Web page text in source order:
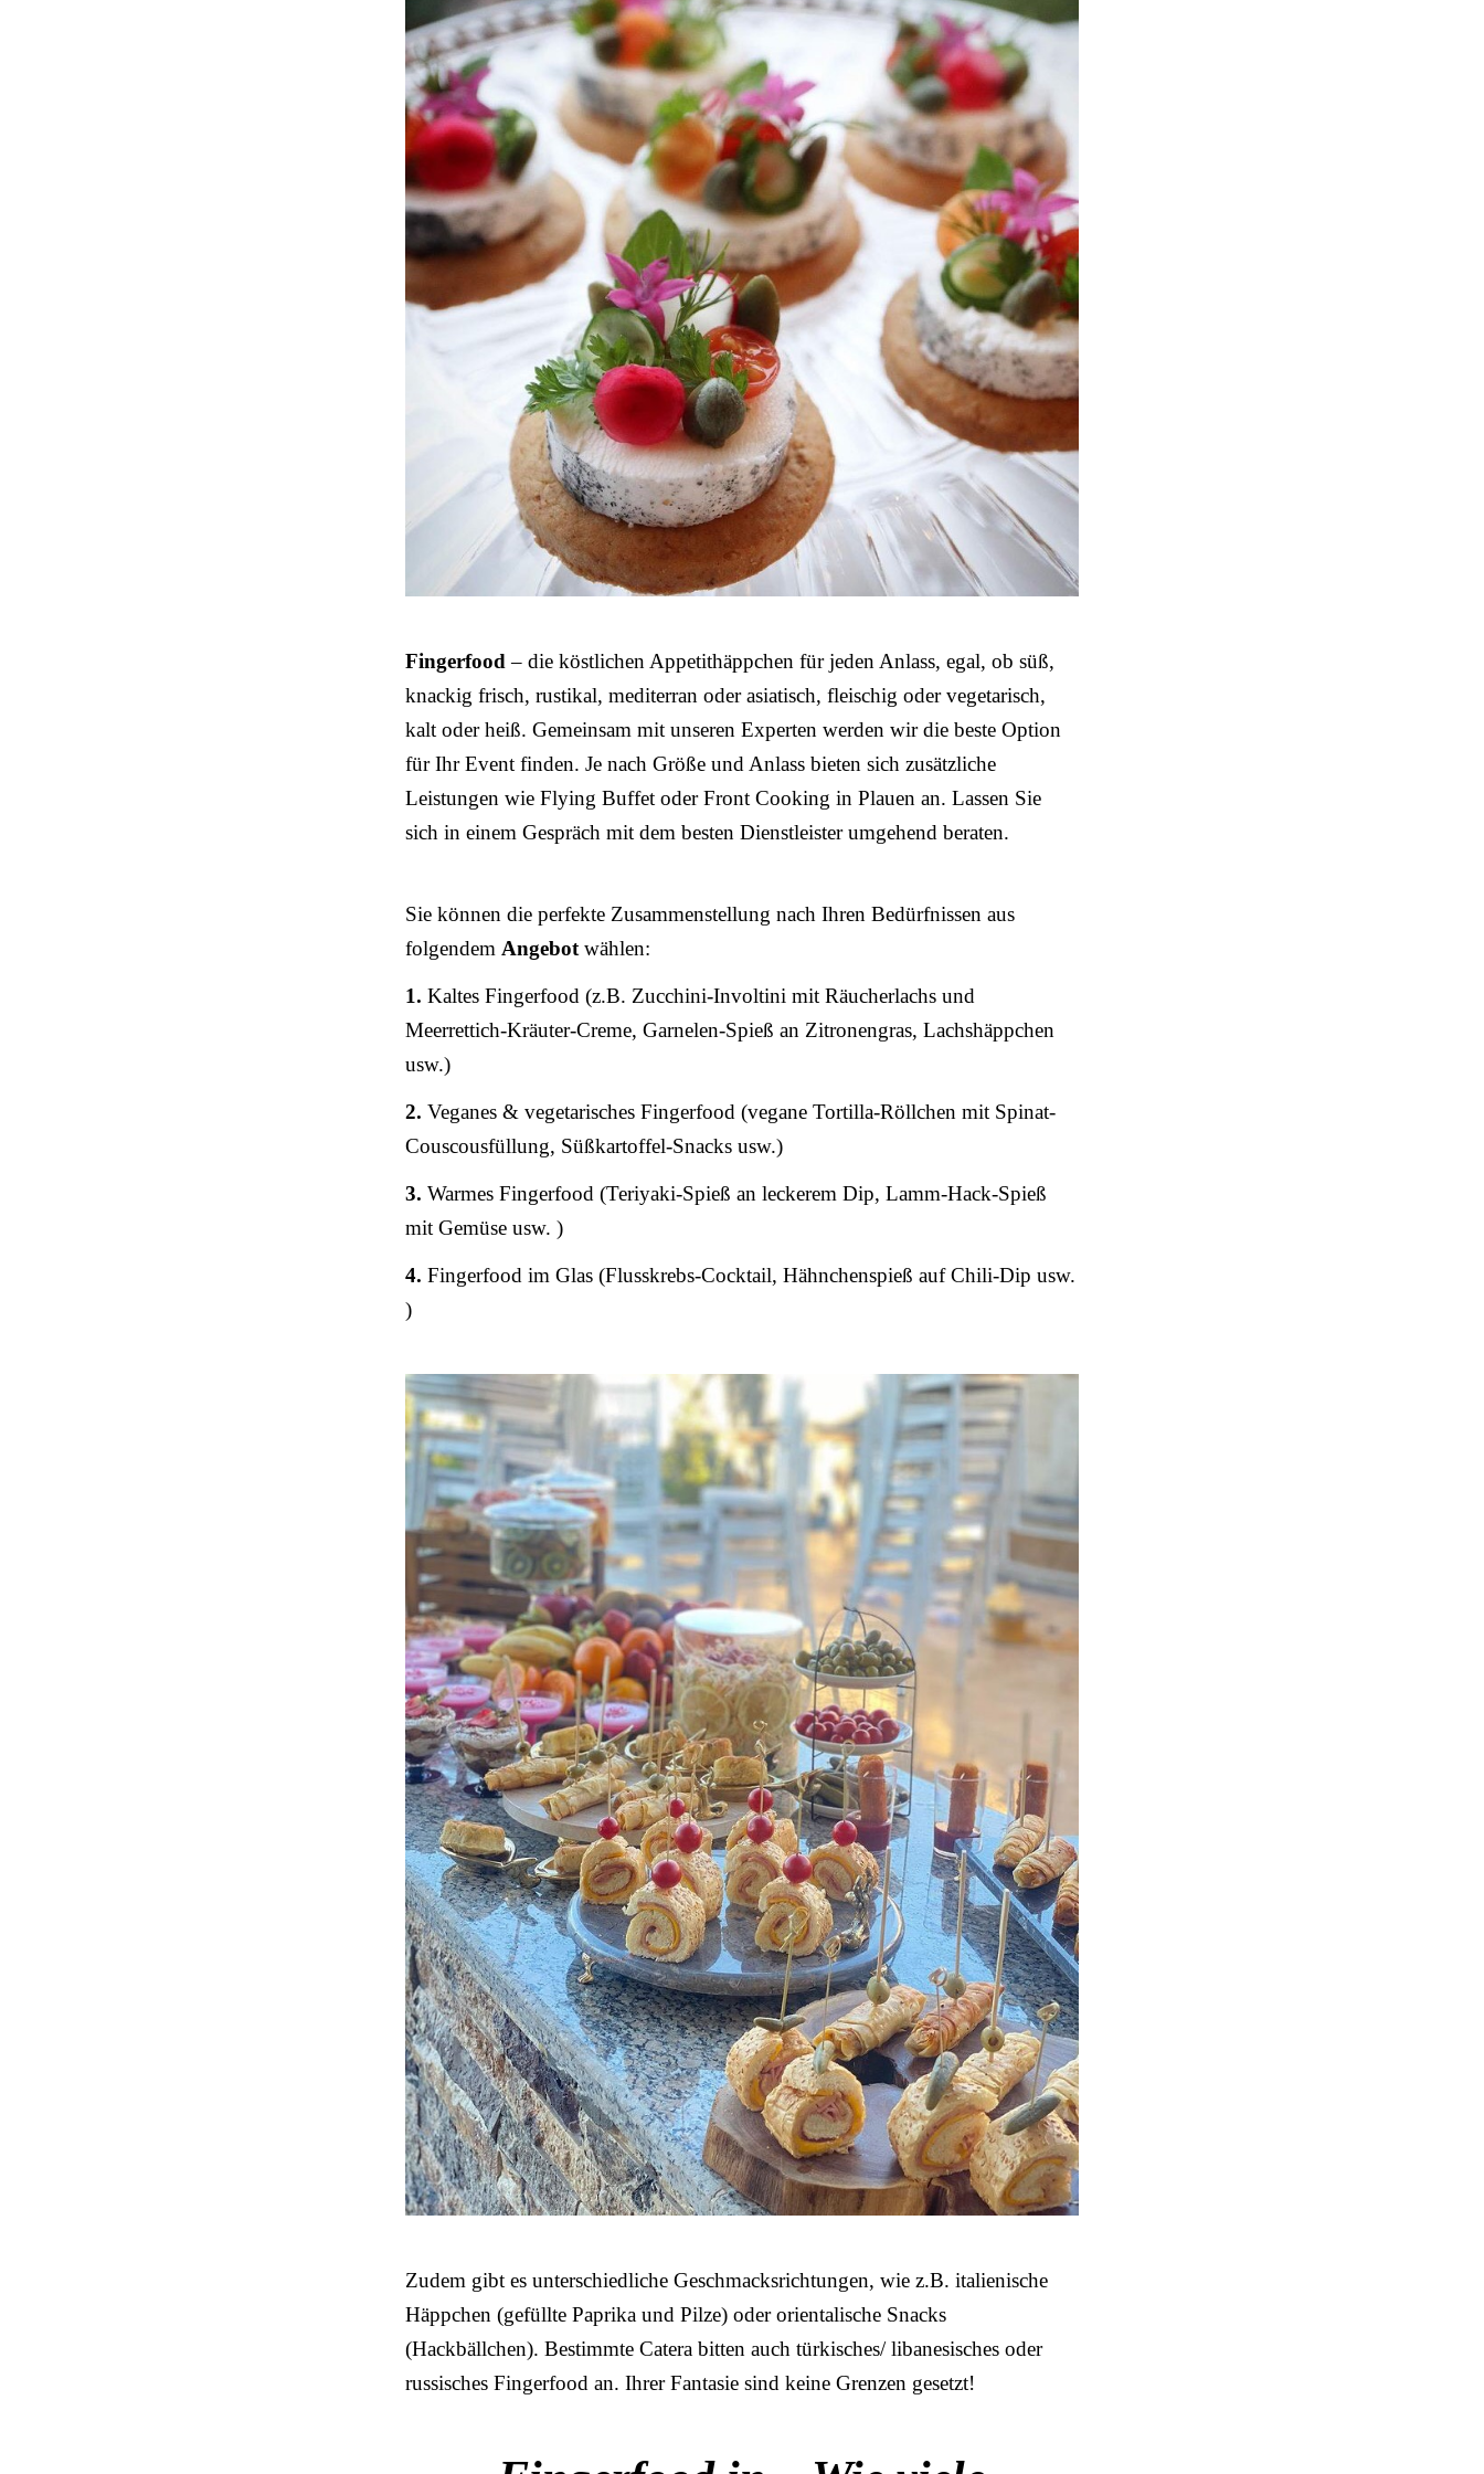
Fingerfood – die köstlichen Appetithäppchen für jeden Anlass, egal, ob süß,
knackig frisch, rustikal, mediterran oder asiatisch, fleischig oder vegetarisch,
kalt oder heiß. Gemeinsam mit unseren Experten werden wir die beste Option
für Ihr Event finden. Je nach Größe und Anlass bieten sich zusätzliche
Leistungen wie Flying Buffet oder Front Cooking in Plauen an. Lassen Sie
sich in einem Gespräch mit dem besten Dienstleister umgehend beraten.
Sie können die perfekte Zusammenstellung nach Ihren Bedürfnissen aus
folgendem Angebot wählen:
1. Kaltes Fingerfood (z.B. Zucchini-Involtini mit Räucherlachs und
Meerrettich-Kräuter-Creme, Garnelen-Spieß an Zitronengras, Lachshäppchen
usw.)
2. Veganes & vegetarisches Fingerfood (vegane Tortilla-Röllchen mit Spinat-
Couscousfüllung, Süßkartoffel-Snacks usw.)
3. Warmes Fingerfood (Teriyaki-Spieß an leckerem Dip, Lamm-Hack-Spieß
mit Gemüse usw. )
4. Fingerfood im Glas (Flusskrebs-Cocktail, Hähnchenspieß auf Chili-Dip usw.
)
Zudem gibt es unterschiedliche Geschmacksrichtungen, wie z.B. italienische
Häppchen (gefüllte Paprika und Pilze) oder orientalische Snacks
(Hackbällchen). Bestimmte Catera bitten auch türkisches/ libanesisches oder
russisches Fingerfood an. Ihrer Fantasie sind keine Grenzen gesetzt!